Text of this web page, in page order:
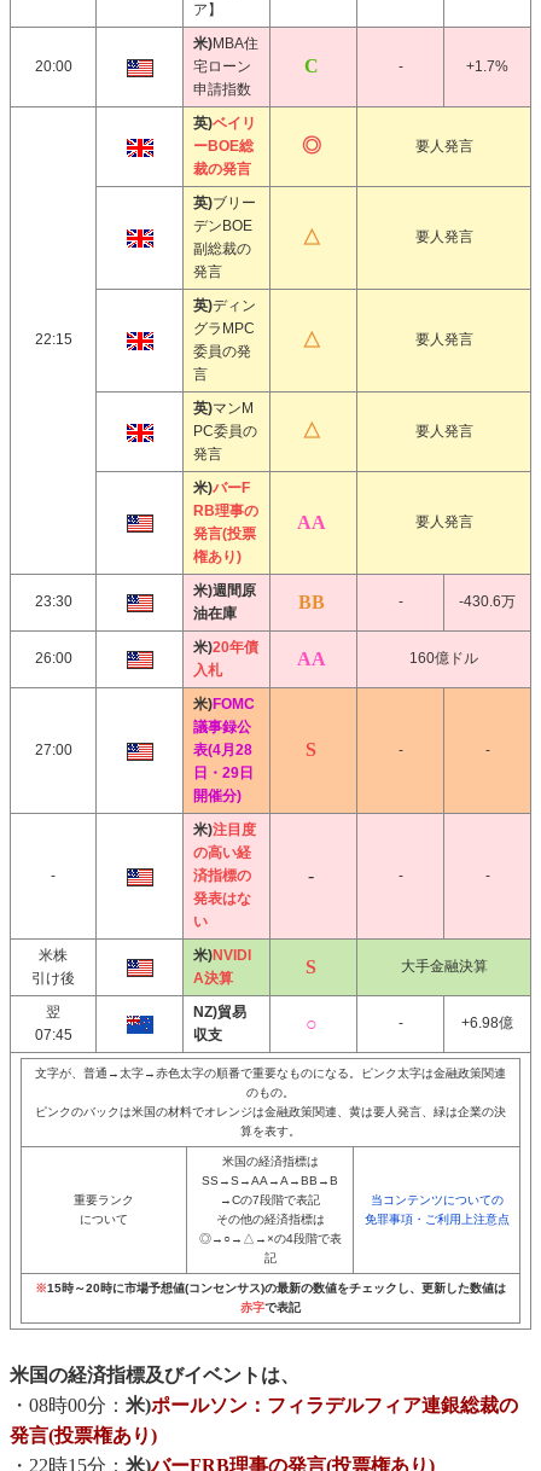
ア】
20:00
米)MBA住
宅ローン
申請指数
- +1.7%
22:15
英)ベイリ
ーBOE総
裁の発言
要人発言
英)ブリー
デンBOE
副総裁の
発言
要人発言
英)ディン
グラMPC
委員の発
言
要人発言
英)マンM
PC委員の
発言
要人発言
米)バーF
RB理事の
発言(投票
権あり)
要人発言
23:30
米)週間原
油在庫
- -430.6万
26:00
米)20年債
入札
160億ドル
27:00
米)FOMC
議事録公
表(4月28
日・29日
開催分)
- -
-
米)注目度
の高い経
済指標の
発表はな
い
- -
米株
引け後
米)NVIDI
A決算
大手金融決算
翌
07:45
NZ)貿易
収支
- +6.98億
文字が、普通→太字→赤色太字の順番で重要なものになる。ピンク太字は金融政策関連
のもの。
ピンクのバックは米国の材料でオレンジは金融政策関連、黄は要人発言、緑は企業の決
算を表す。
重要ランク
について
米国の経済指標は
SS→S→AA→A→BB→B
→Cの7段階で表記
その他の経済指標は
◎→○→△→×の4段階で表
記
当コンテンツについての
免罪事項・ご利用上注意点
※15時～20時に市場予想値(コンセンサス)の最新の数値をチェックし、更新した数値は
赤字で表記
米国の経済指標及びイベントは、
・08時00分： 米)ポールソン：フィラデルフィア連銀総裁の
発言(投票権あり)
・22時15分： 米)バーFRB理事の発言(投票権あり)